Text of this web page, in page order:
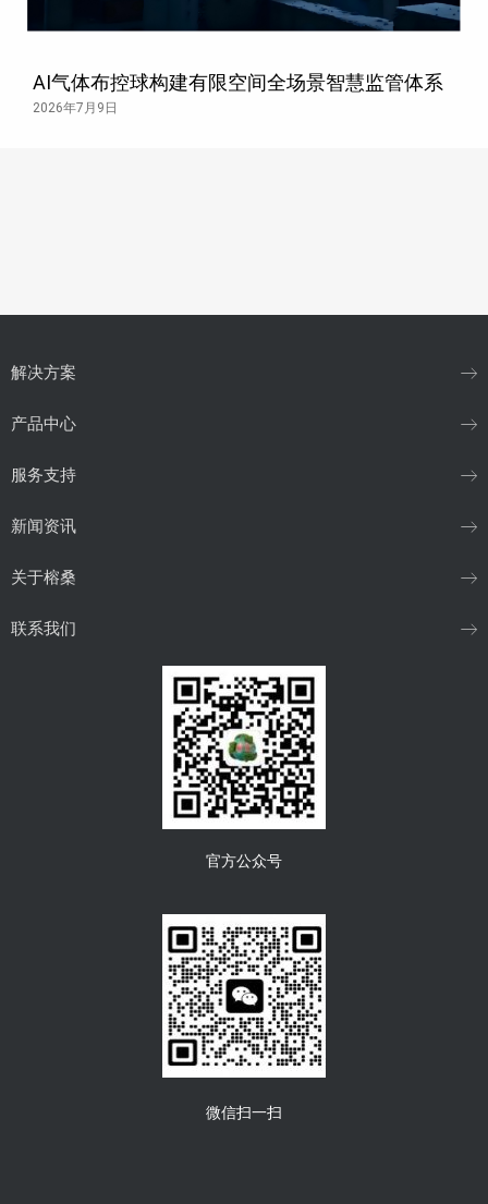
AI气体布控球构建有限空间全场景智慧监管体系
2026年7月9日
解决方案
产品中心
服务支持
新闻资讯
关于榕桑
联系我们
官方公众号
微信扫一扫